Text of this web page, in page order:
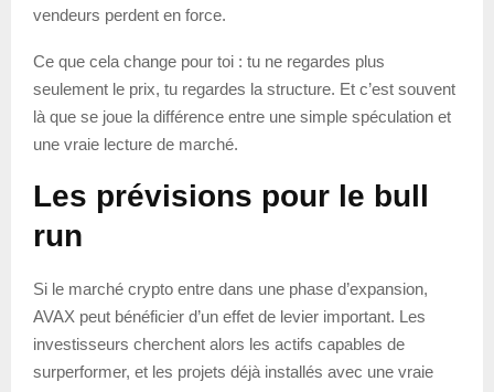
vendeurs perdent en force.
Ce que cela change pour toi : tu ne regardes plus
seulement le prix, tu regardes la structure. Et c’est souvent
là que se joue la différence entre une simple spéculation et
une vraie lecture de marché.
Les prévisions pour le bull
run
Si le marché crypto entre dans une phase d’expansion,
AVAX peut bénéficier d’un effet de levier important. Les
investisseurs cherchent alors les actifs capables de
surperformer, et les projets déjà installés avec une vraie